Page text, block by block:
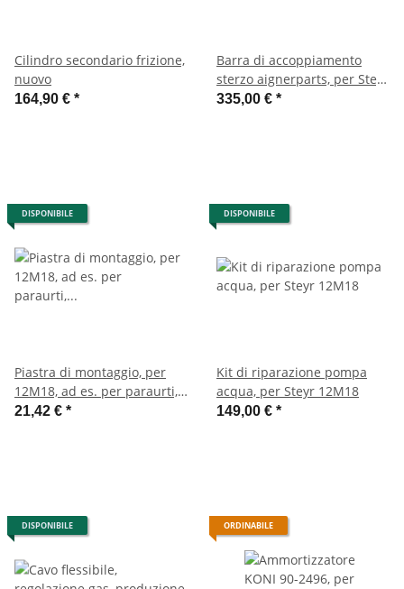
Cilindro secondario frizione,
nuovo
164,90 € *
Barra di accoppiamento
sterzo aignerparts, per Steyr
12M18
335,00 € *
DISPONIBILE
Piastra di montaggio, per
12M18, ad es. per paraurti,
supporto cassone, ecc.
21,42 € *
DISPONIBILE
Kit di riparazione pompa
acqua, per Steyr 12M18
149,00 € *
DISPONIBILE ORDINABILE